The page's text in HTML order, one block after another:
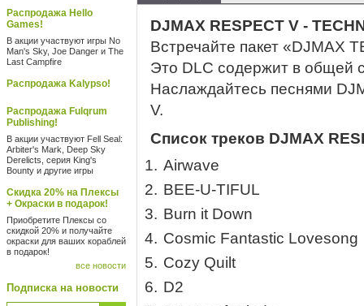
Распродажа Hello
Games!
В акции участвуют игры No
Man's Sky, Joe Danger и The
Last Campfire
Распродажа Kalypso!
Распродажа Fulqrum
Publishing!
В акции участвуют Fell Seal:
Arbiter's Mark, Deep Sky
Derelicts, серия King's
Bounty и другие игры
Скидка 20% на Плексы
+ Окраски в подарок!
Приобретите Плексы со
скидкой 20% и получайте
окраски для ваших кораблей
в подарок!
все новости
Подписка на новости
DJMAX RESPECT V -
Встречайте пакет «DJMAX
Это DLC содержит в общей
Наслаждайтесь песнями
V.
Список треков DJMAX
Airwave
BEE-U-TIFUL
Burn it Down
Cosmic Fantastic Lovesong
Cozy Quilt
D2